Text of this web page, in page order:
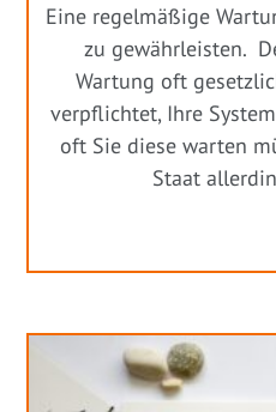
Eine regelmäßige
zu gewährleisten.
Wartung oft
verpflichtet, Ihre
oft Sie diese warten
Staat